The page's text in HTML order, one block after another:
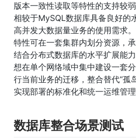
版本一致性读取等特性的支持较
相较于MySQL数据库具备良好的
高并发大数据量业务的使用需求
特性可在一套集群内划分资源，
结合分布式数据库的水平扩展能
想在单个网络域中集中建设一套
行当前业务的迁移，整合替代“孤
实现部署的标准化和统一运维管理
数据库整合场景测试